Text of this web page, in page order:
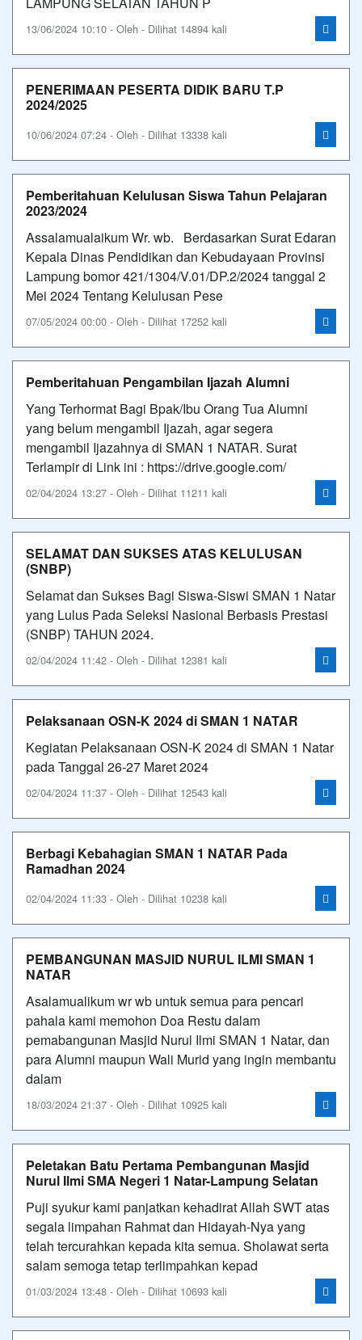
13/06/2024 10:10 - Oleh - Dilihat 14894 kali
PENERIMAAN PESERTA DIDIK BARU T.P
2024/2025
10/06/2024 07:24 - Oleh - Dilihat 13338 kali
Pemberitahuan Kelulusan Siswa Tahun Pelajaran
2023/2024
Assalamualaikum Wr. wb. Berdasarkan Surat Edaran
Kepala Dinas Pendidikan dan Kebudayaan Provinsi
Lampung bomor 421/1304/V.01/DP.2/2024 tanggal 2
Mei 2024 Tentang Kelulusan Pese
07/05/2024 00:00 - Oleh - Dilihat 17252 kali
Pemberitahuan Pengambilan Ijazah Alumni
Yang Terhormat Bagi Bpak/Ibu Orang Tua Alumni
yang belum mengambil Ijazah, agar segera
mengambil Ijazahnya di SMAN 1 NATAR. Surat
Terlampir di Link ini : https://drive.google.com/
02/04/2024 13:27 - Oleh - Dilihat 11211 kali
SELAMAT DAN SUKSES ATAS KELULUSAN
(SNBP)
Selamat dan Sukses Bagi Siswa-Siswi SMAN 1 Natar
yang Lulus Pada Seleksi Nasional Berbasis Prestasi
(SNBP) TAHUN 2024.
02/04/2024 11:42 - Oleh - Dilihat 12381 kali
Pelaksanaan OSN-K 2024 di SMAN 1 NATAR
Kegiatan Pelaksanaan OSN-K 2024 di SMAN 1 Natar
pada Tanggal 26-27 Maret 2024
02/04/2024 11:37 - Oleh - Dilihat 12543 kali
Berbagi Kebahagian SMAN 1 NATAR Pada
Ramadhan 2024
02/04/2024 11:33 - Oleh - Dilihat 10238 kali
PEMBANGUNAN MASJID NURUL ILMI SMAN 1
NATAR
Asalamualikum wr wb untuk semua para pencari
pahala kami memohon Doa Restu dalam
pemabangunan Masjid Nurul Ilmi SMAN 1 Natar, dan
para Alumni maupun Wali Murid yang ingin membantu
dalam
18/03/2024 21:37 - Oleh - Dilihat 10925 kali
Peletakan Batu Pertama Pembangunan Masjid
Nurul Ilmi SMA Negeri 1 Natar-Lampung Selatan
Puji syukur kami panjatkan kehadirat Allah SWT atas
segala limpahan Rahmat dan Hidayah-Nya yang
telah tercurahkan kepada kita semua. Sholawat serta
salam semoga tetap terlimpahkan kepad
01/03/2024 13:48 - Oleh - Dilihat 10693 kali